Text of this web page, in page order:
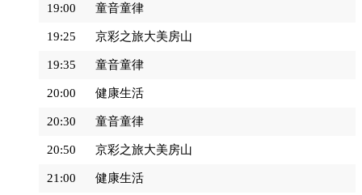
19:00 童音童律
19:25 京彩之旅大美房山
19:35 童音童律
20:00 健康生活
20:30 童音童律
20:50 京彩之旅大美房山
21:00 健康生活